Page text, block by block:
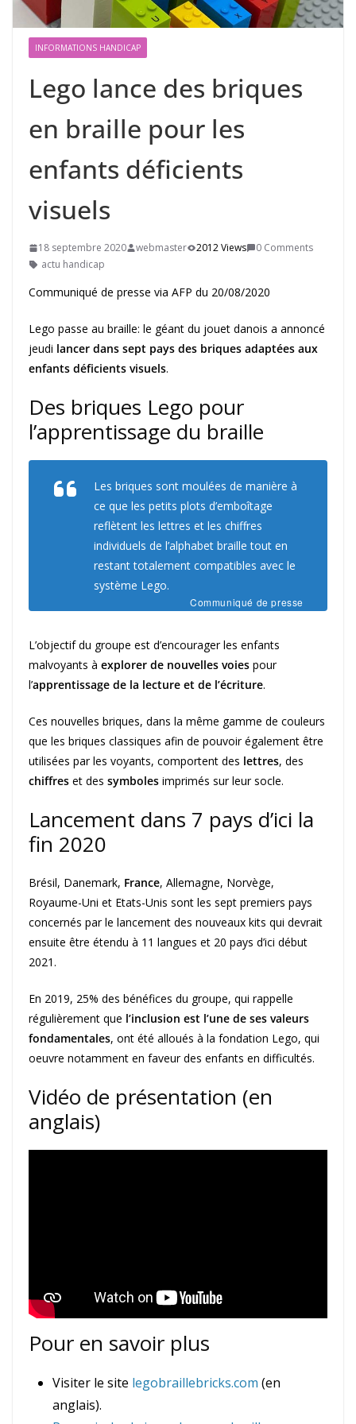
INFORMATIONS HANDICAP
Lego lance des briques
en braille pour les
enfants déficients
visuels
18 septembre 2020 webmaster 2012 Views
0 Comments
actu handicap
Communiqué de presse via AFP du 20/08/2020
Lego passe au braille: le géant du jouet danois a annoncé
jeudi lancer dans sept pays des briques adaptées aux
enfants déficients visuels.
Des briques Lego pour
l’apprentissage du braille
Les briques sont moulées de manière à
ce que les petits plots d’emboîtage
reflètent les lettres et les chiffres
individuels de l’alphabet braille tout en
restant totalement compatibles avec le
système Lego.
Communiqué de presse
L’objectif du groupe est d’encourager les enfants
malvoyants à explorer de nouvelles voies pour
l’apprentissage de la lecture et de l’écriture.
Ces nouvelles briques, dans la même gamme de couleurs
que les briques classiques afin de pouvoir également être
utilisées par les voyants, comportent des lettres, des
chiffres et des symboles imprimés sur leur socle.
Lancement dans 7 pays d’ici la
fin 2020
Brésil, Danemark, France, Allemagne, Norvège,
Royaume-Uni et Etats-Unis sont les sept premiers pays
concernés par le lancement des nouveaux kits qui devrait
ensuite être étendu à 11 langues et 20 pays d’ici début
2021.
En 2019, 25% des bénéfices du groupe, qui rappelle
régulièrement que l’inclusion est l’une de ses valeurs
fondamentales, ont été alloués à la fondation Lego, qui
oeuvre notamment en faveur des enfants en difficultés.
Vidéo de présentation (en
anglais)
Pour en savoir plus
Visiter le site legobraillebricks.com (en
anglais).